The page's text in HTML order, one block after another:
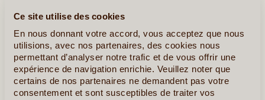
Ce site utilise des cookies
En nous donnant votre accord, vous acceptez que nous
utilisions, avec nos partenaires, des cookies nous
permettant d’analyser notre trafic et de vous offrir une
expérience de navigation enrichie. Veuillez noter que
certains de nos partenaires ne demandent pas votre
consentement et sont susceptibles de traiter vos